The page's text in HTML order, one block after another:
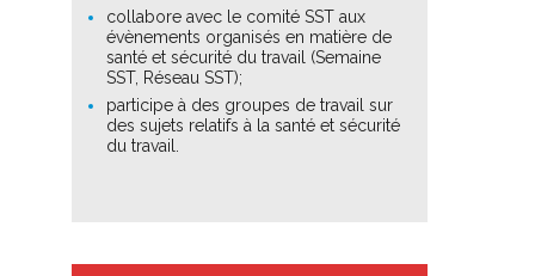
collabore avec le comité SST aux
évènements organisés en matière de
santé et sécurité du travail (Semaine
SST, Réseau SST);
participe à des groupes de travail sur
des sujets relatifs à la santé et sécurité
du travail.